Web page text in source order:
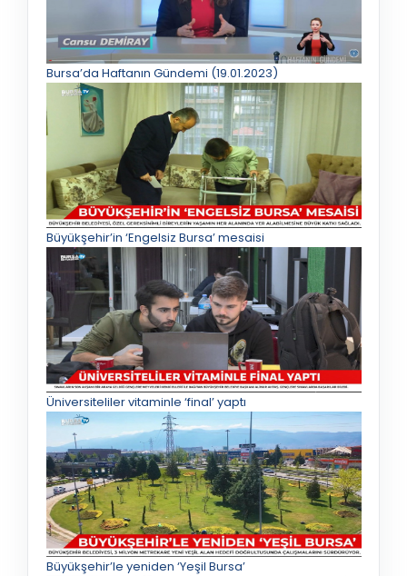
Bursa’da Haftanın Gündemi (19.01.2023)
Büyükşehir’in ‘Engelsiz Bursa’ mesaisi
Üniversiteliler vitaminle ‘final’ yaptı
Büyükşehir’le yeniden ‘Yeşil Bursa’